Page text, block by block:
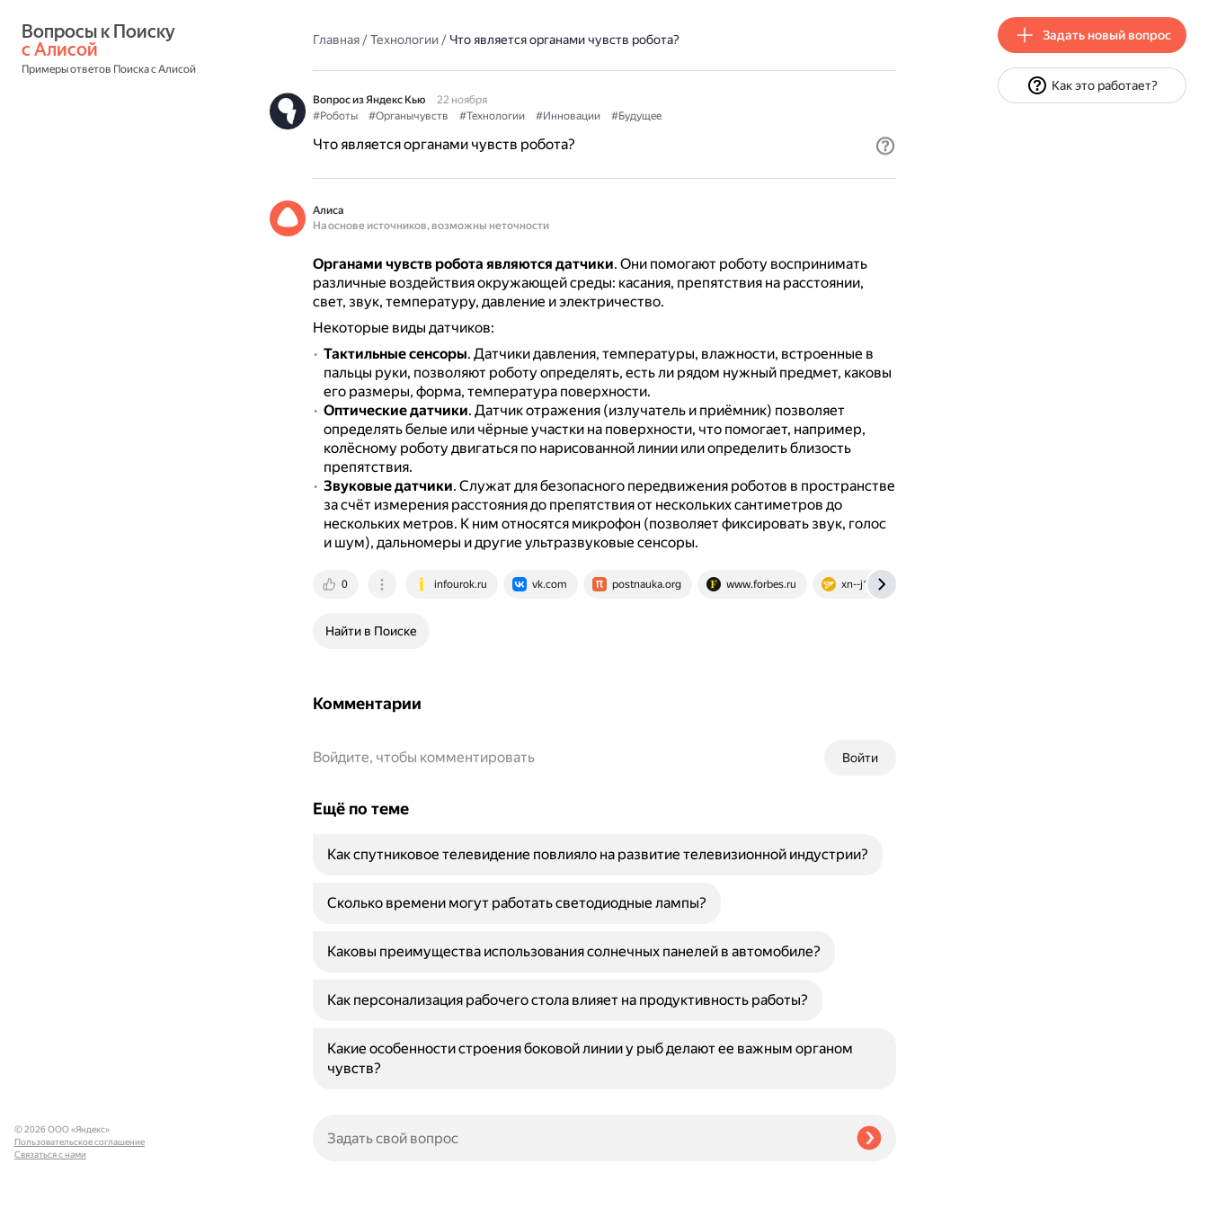
с Алисой
Примеры ответов Поиска с Алисой
Главная/Технологии/ Что является органами чувств робота?
Вопрос из Яндекс Кью
22 ноября
#Роботы
#Органычувств #Технологии #Инновации #Будущее
Что является органами чувств робота?
Алиса
На основе источников, возможны неточности
Органами чувств робота являются датчики. Они помогают роботу воспринимать
различные воздействия окружающей среды: касания, препятствия на расстоянии,
свет, звук, температуру, давление и электричество.
Некоторые виды датчиков:
Тактильные сенсоры. Датчики давления, температуры, влажности, встроенные в
пальцы руки, позволяют роботу определять, есть ли рядом нужный предмет, каковы
его размеры, форма, температура поверхности.
Оптические датчики. Датчик отражения (излучатель и приёмник) позволяет
определять белые или чёрные участки на поверхности, что помогает, например,
колёсному роботу двигаться по нарисованной линии или определить близость
препятствия.
Звуковые датчики. Служат для безопасного передвижения роботов в пространстве
за счёт измерения расстояния до препятствия от нескольких сантиметров до
нескольких метров. К ним относятся микрофон (позволяет фиксировать звук, голос
и шум), дальномеры и другие ультразвуковые сенсоры.
0 infourok.ru vk.com postnauka.org www.forbes.ru xn--j1ahfl.xn--p1ai
Найти в Поиске
Комментарии
Войти
Войдите, чтобы комментировать
Ещё по теме
Как спутниковое телевидение повлияло на развитие телевизионной индустрии?
Сколько времени могут работать светодиодные лампы?
Каковы преимущества использования солнечных панелей в автомобиле?
Как персонализация рабочего стола влияет на продуктивность работы?
Какие особенности строения боковой линии у рыб делают ее важным органом
чувств?
© 2026 ООО «Яндекс»
Пользовательское соглашение
Связаться с нами
Задать новый вопрос
Как это работает?